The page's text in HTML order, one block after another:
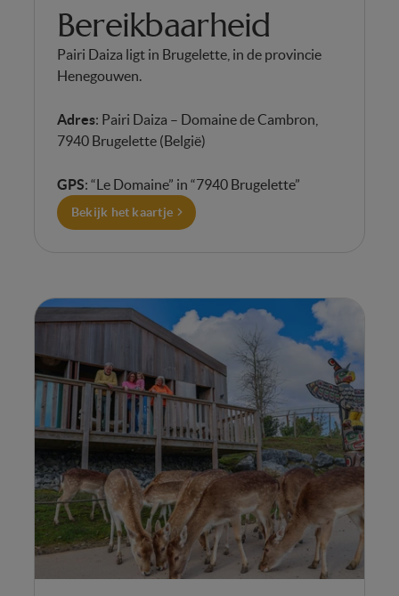
Bereikbaarheid
Pairi Daiza ligt in Brugelette, in de provincie
Henegouwen.
Adres: Pairi Daiza – Domaine de Cambron,
7940 Brugelette (België)
GPS: “Le Domaine” in “7940 Brugelette”
Bekijk het kaartje